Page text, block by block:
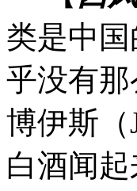
类是中
乎没有
博伊斯（
白酒闻